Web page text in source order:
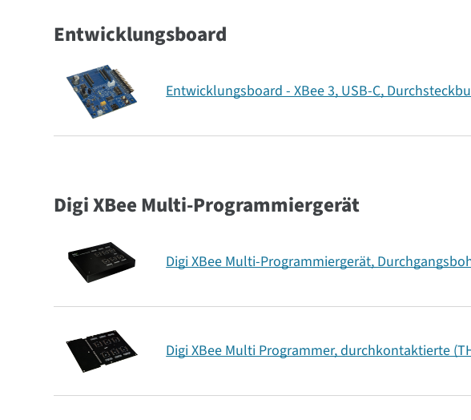
Entwicklungsboard
Entwicklungsboard - XBee 3, USB-C,
Digi XBee Multi-Programmiergerät
Digi XBee Multi-Programmiergerät,
Digi XBee Multi Programmer, durchkontaktierte